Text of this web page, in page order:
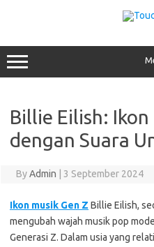
Billie Eilish: Ikon
dengan Suara
ByAdmin 3 September 2024
Ikon musik Gen Z Billie Eilish,
mengubah wajah musik pop
Generasi Z. Dalam usia yang